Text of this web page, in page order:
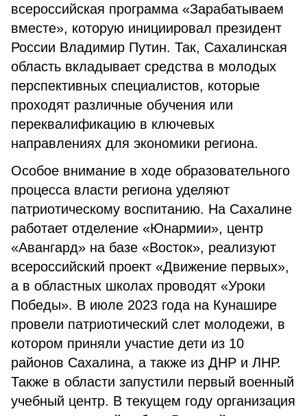
всероссийская программа «Зарабатываем
вместе», которую инициировал президент
России Владимир Путин. Так, Сахалинская
область вкладывает средства в молодых
перспективных специалистов, которые
проходят различные обучения или
переквалификацию в ключевых
направлениях для экономики региона.
Особое внимание в ходе образовательного
процесса власти региона уделяют
патриотическому воспитанию. На Сахалине
работает отделение «Юнармии», центр
«Авангард» на базе «Восток», реализуют
всероссийский проект «Движение первых»,
а в областных школах проводят «Уроки
Победы». В июле 2023 года на Кунашире
провели патриотический слет молодежи, в
котором приняли участие дети из 10
районов Сахалина, а также из ДНР и ЛНР.
Также в области запустили первый военный
учебный центр. В текущем году организация